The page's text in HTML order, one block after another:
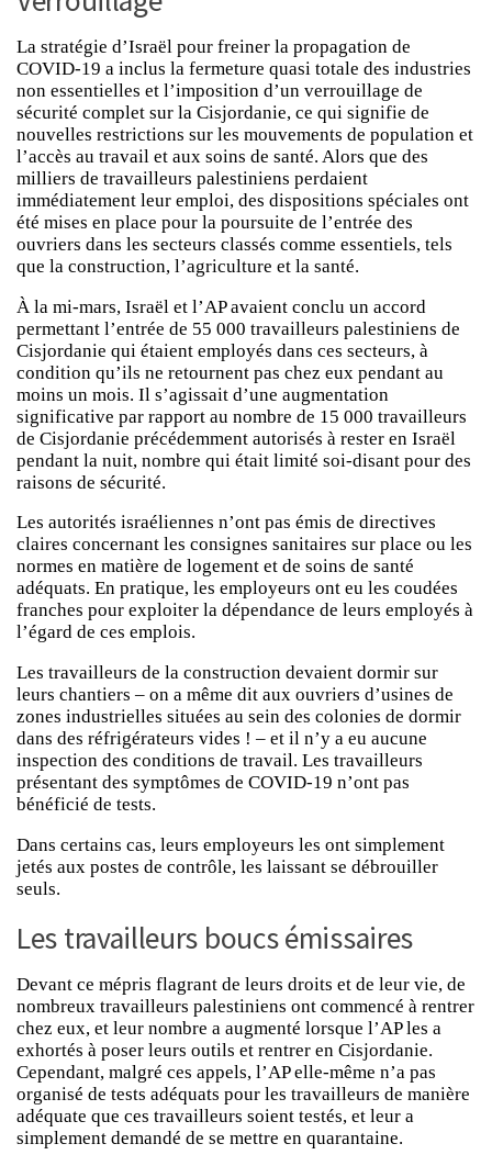
La stratégie d’Israël pour freiner la propagation de
COVID-19 a inclus la fermeture quasi totale des industries
non essentielles et l’imposition d’un verrouillage de
sécurité complet sur la Cisjordanie, ce qui signifie de
nouvelles restrictions sur les mouvements de population et
l’accès au travail et aux soins de santé. Alors que des
milliers de travailleurs palestiniens perdaient
immédiatement leur emploi, des dispositions spéciales ont
été mises en place pour la poursuite de l’entrée des
ouvriers dans les secteurs classés comme essentiels, tels
que la construction, l’agriculture et la santé.
À la mi-mars, Israël et l’AP avaient conclu un accord
permettant l’entrée de 55 000 travailleurs palestiniens de
Cisjordanie qui étaient employés dans ces secteurs, à
condition qu’ils ne retournent pas chez eux pendant au
moins un mois. Il s’agissait d’une augmentation
significative par rapport au nombre de 15 000 travailleurs
de Cisjordanie précédemment autorisés à rester en Israël
pendant la nuit, nombre qui était limité soi-disant pour des
raisons de sécurité.
Les autorités israéliennes n’ont pas émis de directives
claires concernant les consignes sanitaires sur place ou les
normes en matière de logement et de soins de santé
adéquats. En pratique, les employeurs ont eu les coudées
franches pour exploiter la dépendance de leurs employés à
l’égard de ces emplois.
Les travailleurs de la construction devaient dormir sur
leurs chantiers – on a même dit aux ouvriers d’usines de
zones industrielles situées au sein des colonies de dormir
dans des réfrigérateurs vides ! – et il n’y a eu aucune
inspection des conditions de travail. Les travailleurs
présentant des symptômes de COVID-19 n’ont pas
bénéficié de tests.
Dans certains cas, leurs employeurs les ont simplement
jetés aux postes de contrôle, les laissant se débrouiller
seuls.
Les travailleurs boucs émissaires
Devant ce mépris flagrant de leurs droits et de leur vie, de
nombreux travailleurs palestiniens ont commencé à rentrer
chez eux, et leur nombre a augmenté lorsque l’AP les a
exhortés à poser leurs outils et rentrer en Cisjordanie.
Cependant, malgré ces appels, l’AP elle-même n’a pas
organisé de tests adéquats pour les travailleurs de manière
adéquate que ces travailleurs soient testés, et leur a
simplement demandé de se mettre en quarantaine.